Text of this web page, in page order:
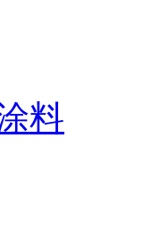
料